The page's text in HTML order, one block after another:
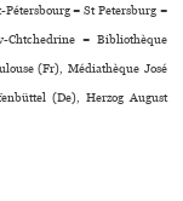
= St Petersburg =
Chtchedrine = Bibliothèque
(Fr), Médiathèque José
(De), Herzog August